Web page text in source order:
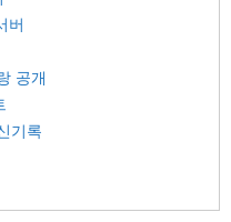
버
공개
기록